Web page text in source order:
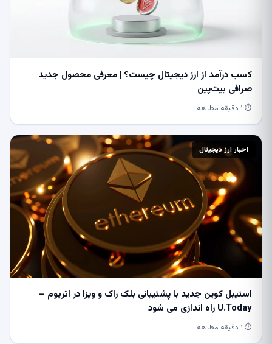
کسب درآمد از ارز دیجیتال چیست؟ | معرفی محصول جدید
صرافی بیت‌پین
⏱ ۱ دقیقه مطالعه
اخبار ارز دیجیتال
استیبل کوین جدید با پشتیبانی بلک راک و ویزا در اتریوم –
U.Today راه اندازی می شود
⏱ ۱ دقیقه مطالعه